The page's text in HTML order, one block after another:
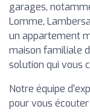
garages,
Lomme,
un appartement
maison familiale
solution qui vous
Notre équipe
pour vous